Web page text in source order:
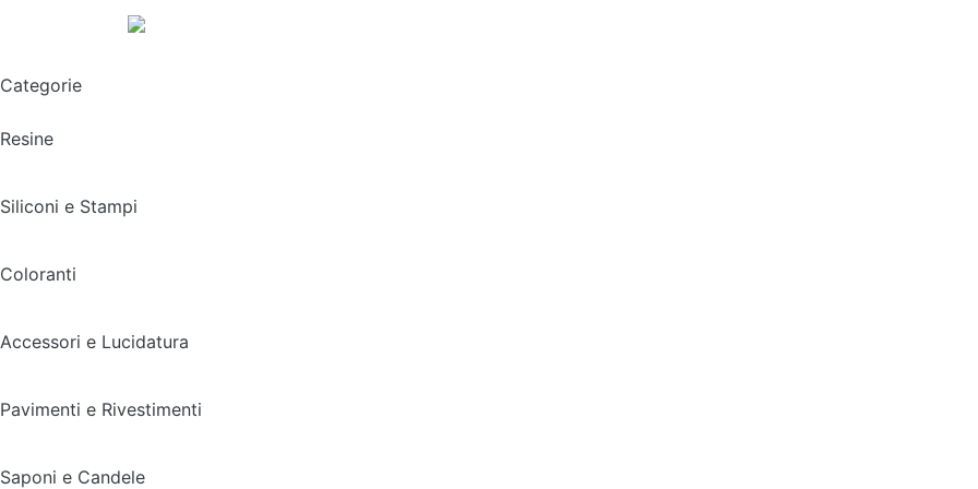
Categorie
Resine
Siliconi e Stampi
Coloranti
Accessori e Lucidatura
Pavimenti e Rivestimenti
Saponi e Candele